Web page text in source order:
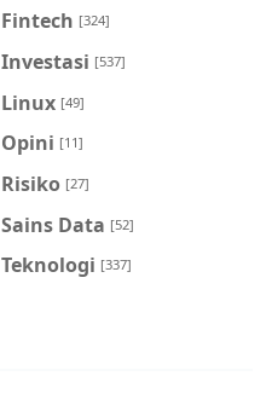
Fintech [324]
Investasi [537]
Linux [49]
Opini [11]
Risiko [27]
Sains Data [52]
Teknologi [337]